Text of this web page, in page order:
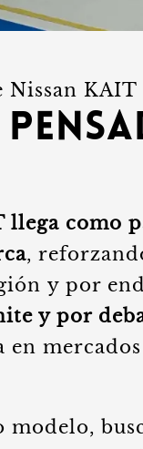
Nissan KAIT
llega como
,
y por
y por
en
modelo,